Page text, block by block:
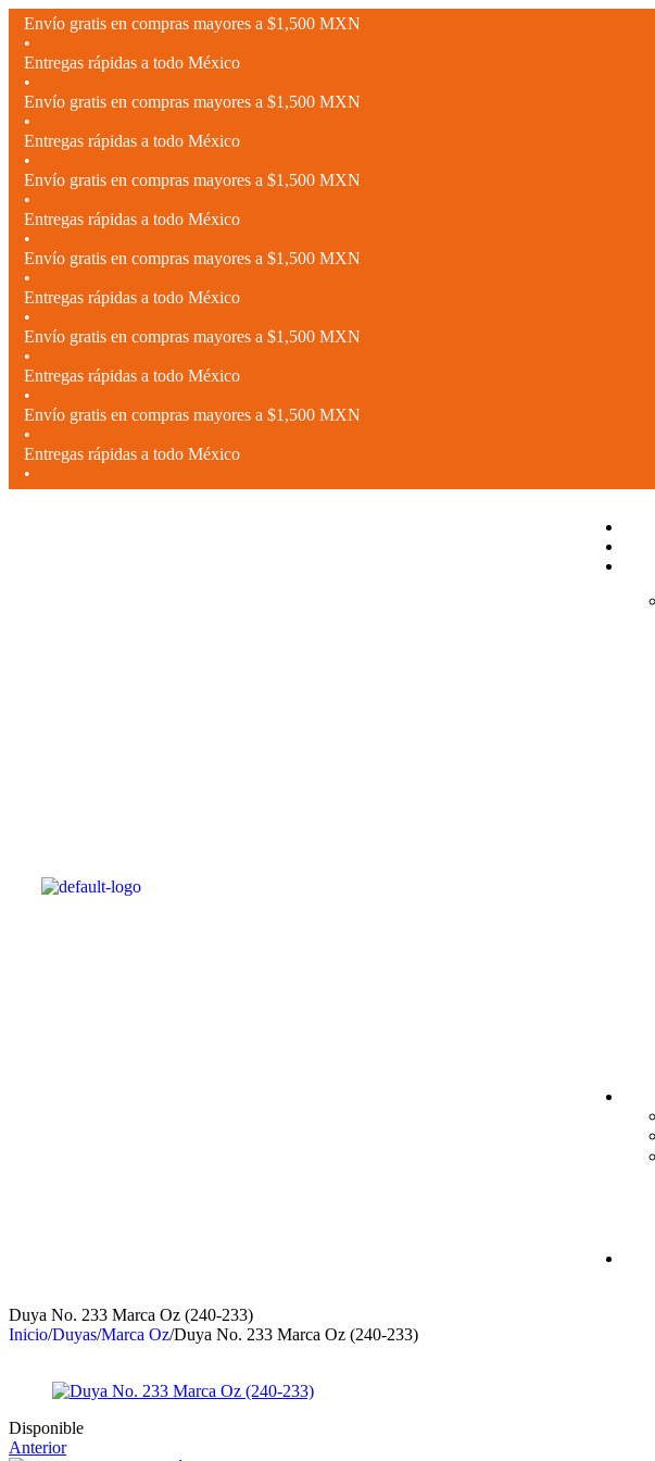
Envío gratis en compras mayores a $1,500 MXN
•
Entregas rápidas a todo México
•
Envío gratis en compras mayores a $1,500 MXN
•
Entregas rápidas a todo México
•
Envío gratis en compras mayores a $1,500 MXN
•
Entregas rápidas a todo México
•
Envío gratis en compras mayores a $1,500 MXN
•
Entregas rápidas a todo México
•
Envío gratis en compras mayores a $1,500 MXN
•
Entregas rápidas a todo México
•
Envío gratis en compras mayores a $1,500 MXN
•
Entregas rápidas a todo México
•
Duya No. 233 Marca Oz (240-233)
Inicio/Duyas/Marca Oz/Duya No. 233 Marca Oz (240-233)
Disponible
Anterior